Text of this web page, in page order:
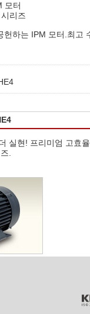
모터
리즈
헌하는 IPM 모터.최고
실현! 프리미엄 고효
.